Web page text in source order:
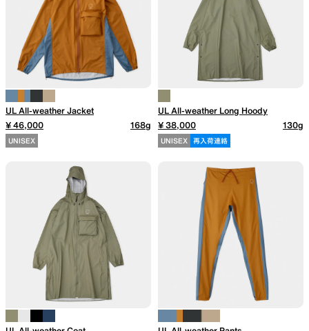
ALL WEATHER
どんな状況にも対応する全天候
型行動着
ACTIVE INSULATION
動いても蒸れにくい保温行動
SLEEPING PADS
最軽量のスリーピングパッド
REPAIR PARTS
補修用パッチとバックパック
パーツ
SPECIAL OFFERS
UL All-weather Jacket
¥ 46,000
168g
UNISEX
UL All-weather Long Hoody
¥ 38,000
130g
UNISEX 再入荷連絡